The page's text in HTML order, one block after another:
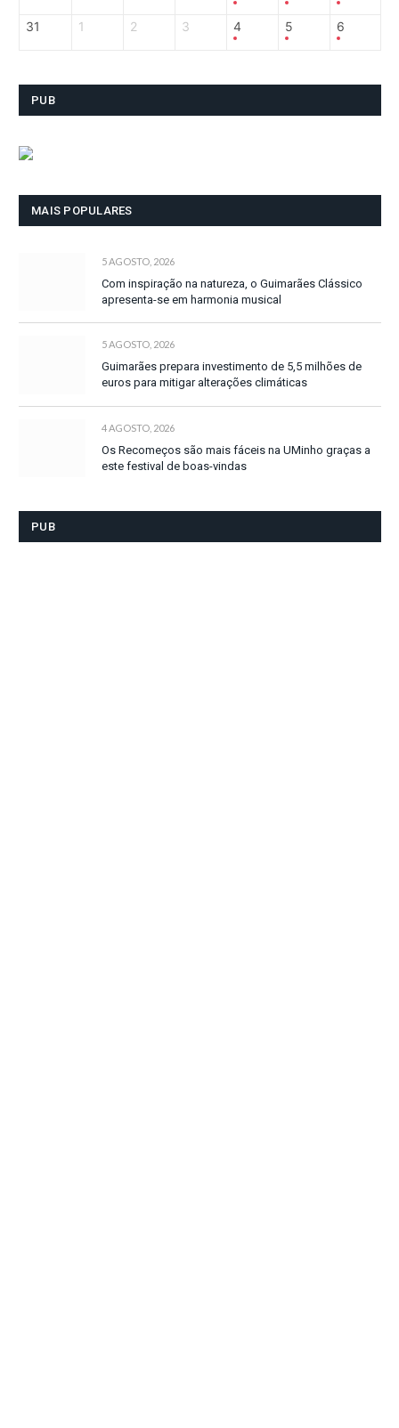
31 1 2 3 4 5 6
PUB
MAIS POPULARES
5 AGOSTO, 2026
Com inspiração na natureza, o Guimarães Clássico
apresenta-se em harmonia musical
5 AGOSTO, 2026
Guimarães prepara investimento de 5,5 milhões de
euros para mitigar alterações climáticas
4 AGOSTO, 2026
Os Recomeços são mais fáceis na UMinho graças a
este festival de boas-vindas
PUB